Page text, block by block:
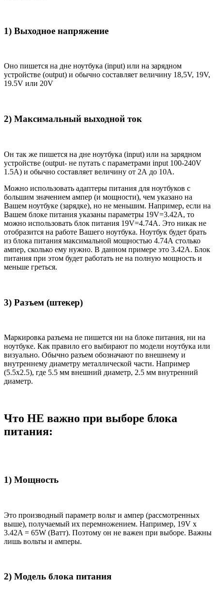
1) Выходное напряжение
Оно пишется на дне ноутбука (input) или на зарядном
устройстве (output) и обычно составляет величину 18,5V, 19V,
19.5V или 20V
2) Максимальный выходной ток
Он так же пишется на дне ноутбука (input) или на зарядном
устройстве (output- не путать с параметрами input 100-240V
1.5A) и обычно составляет величину от 2А до 10A.
Можно использовать адаптеры питания для ноутбуков с
большим значением ампер (и мощности), чем указано на
Вашем ноутбуке (зарядке), но не меньшим. Например, если на
Вашем блоке питания указаны параметры 19V=3.42A, то
можно использовать блок питания 19V=4.74A. Это никак не
отобразится на работе Вашего ноутбука. Ноутбук будет брать
из блока питания максимальной мощностью 4.74А столько
ампер, сколько ему нужно. В данном примере это 3.42А. Блок
питания при этом будет работать не на полную мощность и
меньше греться.
3) Разъем (штекер)
Маркировка разъема не пишется ни на блоке питания, ни на
ноутбуке. Как правило его выбирают по модели ноутбука или
визуально. Обычно разъем обозначают по внешнему и
внутреннему диаметру металлической части. Например
(5.5x2.5), где 5.5 мм внешний диаметр, 2.5 мм внутренний
диаметр.
Что НЕ важно при выборе блока
питания:
1) Мощность
Это производный параметр вольт и ампер (рассмотренных
выше), получаемый их перемножением. Например, 19V x
3.42A = 65W (Ватт). Поэтому он не важен при выборе. Важны
лишь вольты и амперы.
2) Модель блока питания